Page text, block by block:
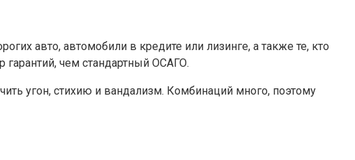
авто, автомобили в кредите или лизинге, а также те, кто
чем стандартный ОСАГО.
угон, стихию и вандализм. Комбинаций много, поэтому